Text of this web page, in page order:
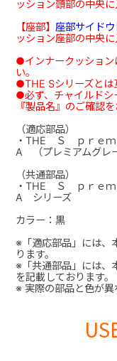
ッション頭部の中央に
【座部】 座部サイドウ
ッション座部の中央に
●インナークッション
い。
●THE Sシリーズとは
●必ず、チャイルドシ
『製品名』のご確認を
（適応部品）
・THE Ｓ ｐｒｅ
A （プレミアムグレー
（共通部品）
・THE Ｓ ｐｒｅ
A シリーズ
カラー：黒
※「適応部品」には、
ります。
※「共通部品」には、
を記載しております。
※ 実際の部品と色が異